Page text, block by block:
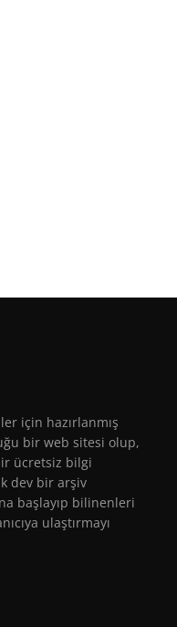
için hazırlanmış
bir web sitesi olup,
ücretsiz bilgi
dev bir arşiv
başlayıp bilinenleri
ulaştırmayı